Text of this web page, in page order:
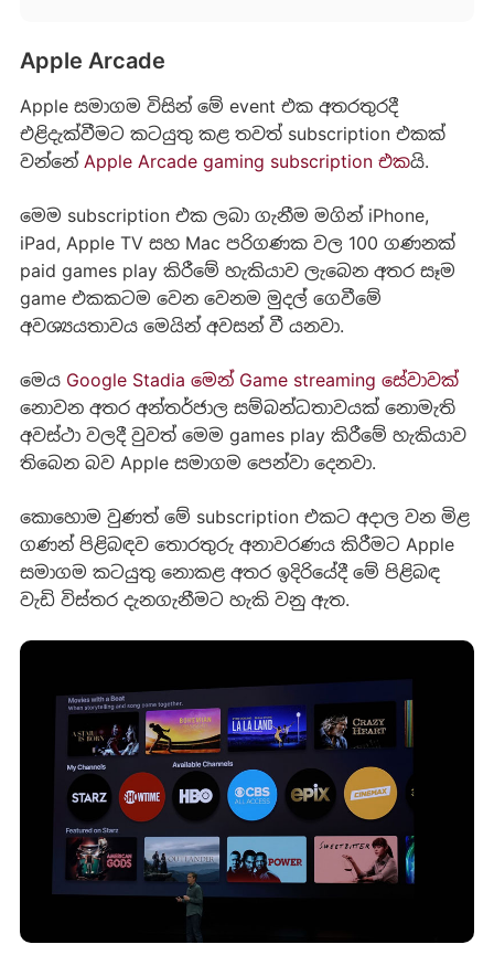
Apple Arcade
Apple සමාගම විසින් මේ event එක අතරතුරදී
එළිදැක්වීමට කටයුතු කළ තවත් subscription එකක්
වන්නේ Apple Arcade gaming subscription එකයි.
මෙම subscription එක ලබා ගැනීම මගින් iPhone,
iPad, Apple TV සහ Mac පරිගණක වල 100 ගණනක්
paid games play කිරීමේ හැකියාව ලැබෙන අතර සෑම
game එකකටම වෙන වෙනම මුදල් ගෙවීමේ
අවශ්‍යයතාවය මෙයින් අවසන් වී යනවා.
මෙය Google Stadia මෙන් Game streaming සේවාවක්
නොවන අතර අන්තර්ජාල සම්බන්ධතාවයක් නොමැති
අවස්ථා වලදී වුවත් මෙම games play කිරීමේ හැකියාව
තිබෙන බව Apple සමාගම පෙන්වා දෙනවා.
කොහොම වුණත් මේ subscription එකට අදාල වන මිළ
ගණන් පිළිබඳව තොරතුරු අනාවරණය කිරීමට Apple
සමාගම කටයුතු නොකළ අතර ඉදිරියේදී මේ පිළිබඳ
වැඩි විස්තර දැනගැනීමට හැකි වනු ඇත.